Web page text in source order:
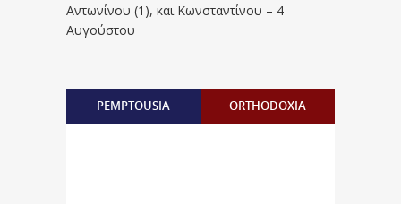
Aντωνίνου (1), και Kωνσταντίνου – 4
Αυγούστου
PEMPTOUSIA ORTHODOXIA